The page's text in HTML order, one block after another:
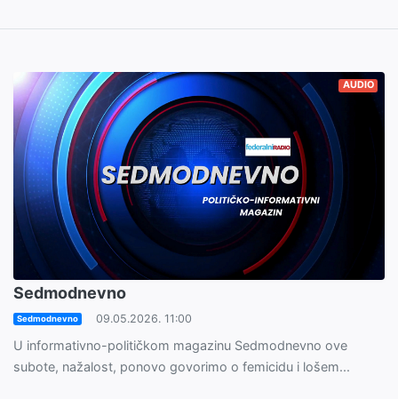
AUDIO
Sedmodnevno
Sedmodnevno 09.05.2026. 11:00
U informativno-političkom magazinu Sedmodnevno ove
subote, nažalost, ponovo govorimo o femicidu i lošem...